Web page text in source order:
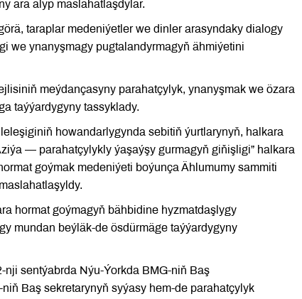
ara alyp maslahatlaşdylar.
taraplar medeniýetler we dinler arasyndaky dialogy
we ynanyşmagy pugtalandyrmagyň ähmiýetini
meýdançasyny parahatçylyk, ynanyşmak we özara
taýýardygyny tassyklady.
howandarlygynda sebitiň ýurtlarynyň, halkara
— parahatçylykly ýaşaýşy gurmagyň giňişligi” halkara
goýmak medeniýeti boýunça Ählumumy sammiti
hormat goýmagyň bähbidine hyzmatdaşlygy
mundan beýläk-de ösdürmäge taýýardygyny
sentýabrda Nýu-Ýorkda BMG-niň Baş
Baş sekretarynyň syýasy hem-de parahatçylyk